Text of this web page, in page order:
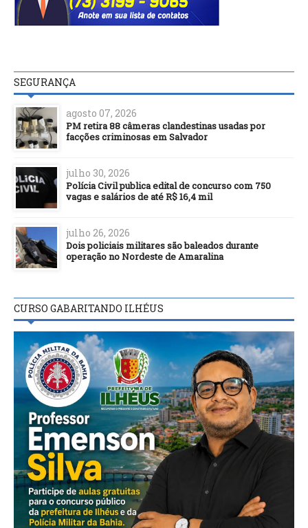
SEGURANÇA
agosto 07, 2026
PM retira 88 câmeras clandestinas usadas por
facções criminosas em Salvador
julho 30, 2026
Polícia Civil publica edital de concurso com 750
vagas e salários de até R$ 16,4 mil
julho 26, 2026
Dois policiais militares são baleados durante
operação no Nordeste de Amaralina
CURSO GABARITANDO ILHÉUS